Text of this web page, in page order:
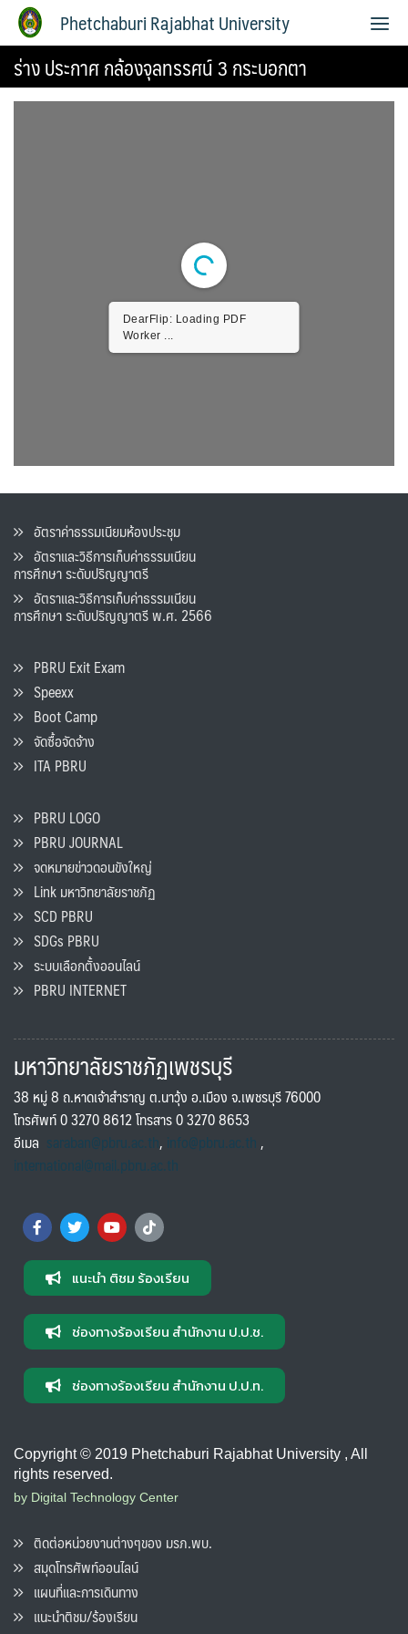
Phetchaburi Rajabhat University
ร่าง ประกาศ กล้องจุลทรรศน์ 3 กระบอกตา
DearFlip: Loading PDF
Worker ...
อัตราค่าธรรมเนียมห้องประชุม
อัตราและวิธีการเก็บค่าธรรมเนียน
การศึกษา ระดับปริญญาตรี
อัตราและวิธีการเก็บค่าธรรมเนียน
การศึกษา ระดับปริญญาตรี พ.ศ. 2566
PBRU Exit Exam
Speexx
Boot Camp
จัดซื้อจัดจ้าง
ITA PBRU
PBRU LOGO
PBRU JOURNAL
จดหมายข่าวดอนขังใหญ่
Link มหาวิทยาลัยราชภัฏ
SCD PBRU
SDGs PBRU
ระบบเลือกตั้งออนไลน์
PBRU INTERNET
มหาวิทยาลัยราชภัฏเพชรบุรี
38 หมู่ 8 ถ.หาดเจ้าสำราญ ต.นาวุ้ง อ.เมือง จ.เพชรบุรี 76000
โทรศัพท์ 0 3270 8612 โทรสาร 0 3270 8653
อีเมล saraban@pbru.ac.th, info@pbru.ac.th,
international@mail.pbru.ac.th
แนะนำ ติชม ร้องเรียน
ช่องทางร้องเรียน สำนักงาน ป.ป.ช.
ช่องทางร้องเรียน สำนักงาน ป.ป.ท.
Copyright © 2019 Phetchaburi Rajabhat University , All
rights reserved.
by Digital Technology Center
ติดต่อหน่วยงานต่างๆของ มรภ.พบ.
สมุดโทรศัพท์ออนไลน์
แผนที่และการเดินทาง
แนะนำติชม/ร้องเรียน